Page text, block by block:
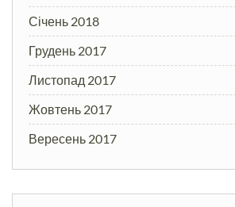
Січень 2018
Грудень 2017
Листопад 2017
Жовтень 2017
Вересень 2017